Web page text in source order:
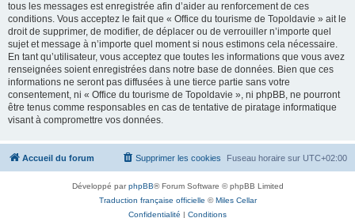
tous les messages est enregistrée afin d’aider au renforcement de ces
conditions. Vous acceptez le fait que « Office du tourisme de Topoldavie » ait le
droit de supprimer, de modifier, de déplacer ou de verrouiller n’importe quel
sujet et message à n’importe quel moment si nous estimons cela nécessaire.
En tant qu’utilisateur, vous acceptez que toutes les informations que vous avez
renseignées soient enregistrées dans notre base de données. Bien que ces
informations ne seront pas diffusées à une tierce partie sans votre
consentement, ni « Office du tourisme de Topoldavie », ni phpBB, ne pourront
être tenus comme responsables en cas de tentative de piratage informatique
visant à compromettre vos données.
Accueil du forum Fuseau horaire sur UTC+02:00
Supprimer les cookies
Développé parphpBB® Forum Software © phpBB Limited
Traduction française officielle ©Miles Cellar
Confidentialité | Conditions